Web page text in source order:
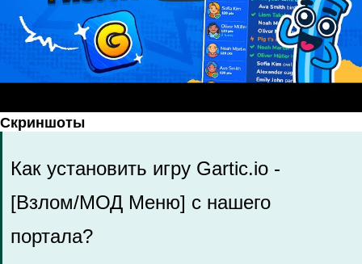
Скриншоты
Как установить игру Gartic.io -
[Взлом/МОД Меню] с нашего
портала?